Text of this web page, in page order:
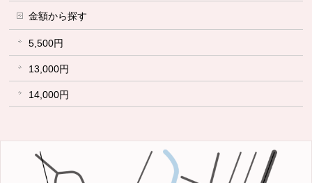
金額から探す
5,500円
13,000円
14,000円